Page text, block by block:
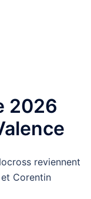
2026
reviennent
et Corentin